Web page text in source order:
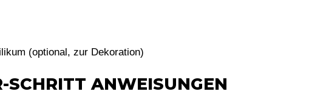
(optional, zur Dekoration)
SCHRITT ANWEISUNGEN